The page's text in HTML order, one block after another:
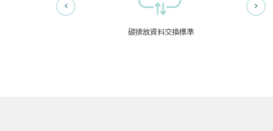
碳排放資料交換標準